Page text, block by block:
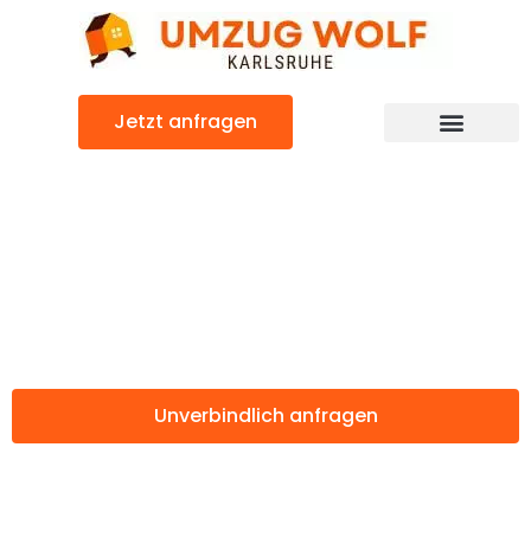
Jetzt anfragen
Unverbindlich anfragen